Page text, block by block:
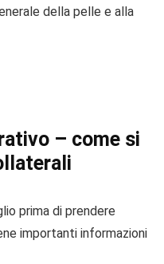
della pelle e alla
– come si
prima di prendere
importanti informazioni